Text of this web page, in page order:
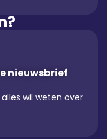
nieuwsbrief
wil weten over